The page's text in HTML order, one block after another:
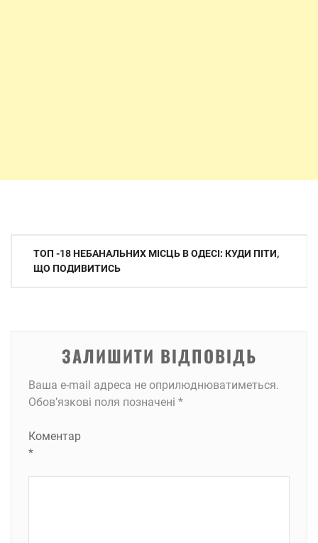
Навігація
записів
ТОП -18 НЕБАНАЛЬНИХ МІСЦЬ В ОДЕСІ: КУДИ ПІТИ,
ЩО ПОДИВИТИСЬ
ЗАЛИШИТИ ВІДПОВІДЬ
Ваша e-mail адреса не оприлюднюватиметься.
Обов’язкові поля позначені *
Коментар
*